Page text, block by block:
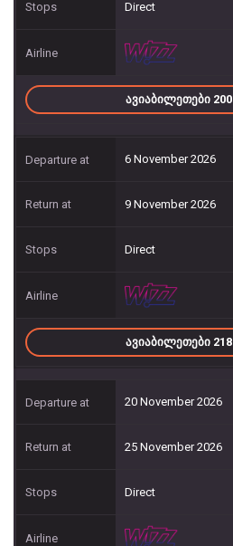
Direct
ᲐᲕᲘᲐᲑᲘᲚᲔᲗᲔᲑᲘ 200
6 November 2026
9 November 2026
Direct
ᲐᲕᲘᲐᲑᲘᲚᲔᲗᲔᲑᲘ 218
20 November 2026
25 November 2026
Direct